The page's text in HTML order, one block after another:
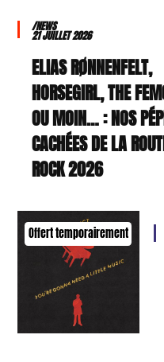
/NEWS
21 JUILLET 2026
ELIAS RØNNENFELT,
HORSEGIRL, THE
OU MOIN… : NOS
CACHÉES DE LA
ROCK 2026
Offert temporairement